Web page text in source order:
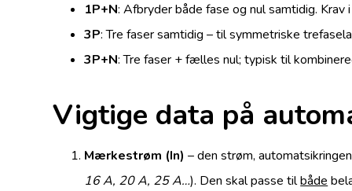
1P+N: Afbryder både fase og nul samtidig.
3P: Tre faser samtidig – til symmetriske
3P+N: Tre faser + fælles nul; typisk til
Vigtige data på
Mærkestrøm (In) – den strøm,
16 A, 20 A, 25 A…). Den skal passe tilbåde